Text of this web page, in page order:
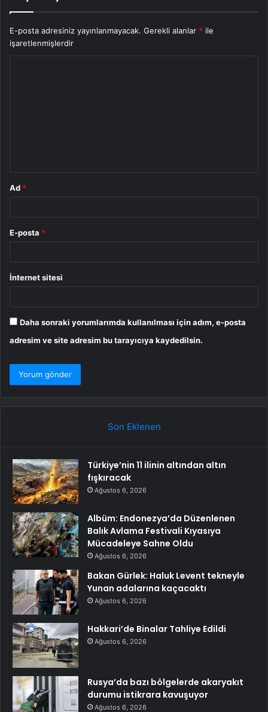
E-posta adresiniz yayınlanmayacak. Gerekli alanlar * ile
işaretlenmişlerdir
Ad *
E-posta *
İnternet sitesi
Daha sonraki yorumlarımda kullanılması için adım, e-posta
adresim ve site adresim bu tarayıcıya kaydedilsin.
Son Eklenen
Türkiye’nin 11 ilinin altından altın
fışkıracak
Ağustos 6, 2026
Albüm: Endonezya’da Düzenlenen
Balık Avlama Festivali Kıyasıya
Mücadeleye Sahne Oldu
Ağustos 6, 2026
Bakan Gürlek: Haluk Levent tekneyle
Yunan adalarına kaçacaktı
Ağustos 6, 2026
Hakkari’de Binalar Tahliye Edildi
Ağustos 6, 2026
Rusya’da bazı bölgelerde akaryakıt
durumu istikrara kavuşuyor
Ağustos 6, 2026